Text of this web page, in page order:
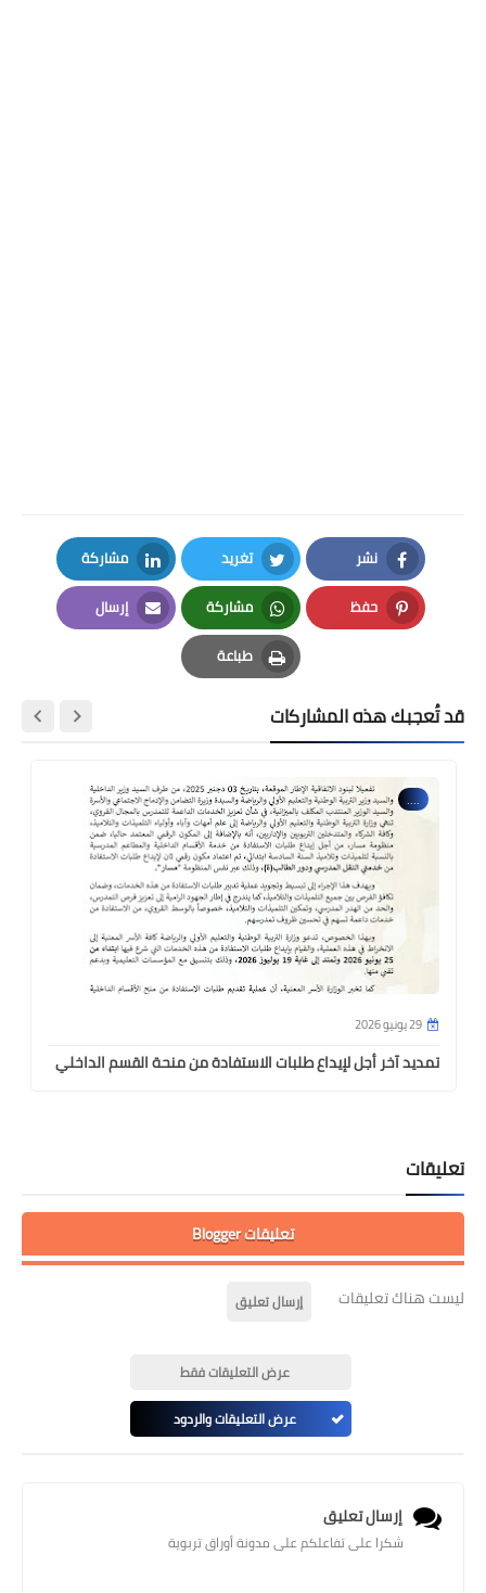
نشر
Facebook
تغريد
Twitter
مشاركة
LinkedIn
حفظ
Pinterest
مشاركة
Whatsapp
إرسال
Email
طباعة
Print
قد تُعجبك هذه المشاركات
....
29 يونيو 2026
تمديد آخر أجل لإيداع طلبات الاستفادة من منحة القسم الداخلي
تعليقات
تعليقات Blogger
ليست هناك تعليقات إرسال تعليق
عرض التعليقات فقط
عرض التعليقات والردود
إرسال تعليق
شكرا على تفاعلكم على مدونة أوراق تربوية